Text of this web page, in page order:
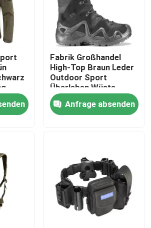
Abnutzung
Fabrik Großhandel
High-Top Braun Leder
Outdoor Sport
Überleben Wüste
Sicherheit Taktische
Kampfschuhe
Anfrage absenden